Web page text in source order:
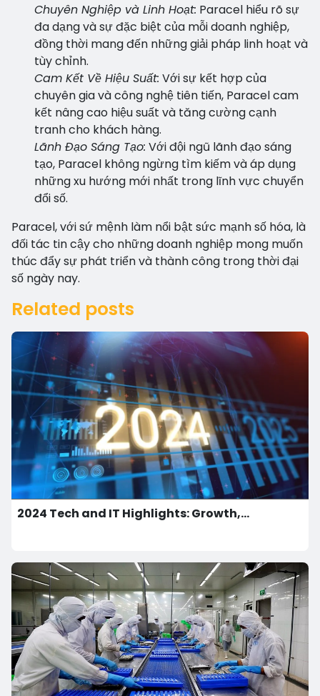
Chuyên Nghiệp và Linh Hoạt: Paracel hiểu rõ sự
đa dạng và sự đặc biệt của mỗi doanh nghiệp,
đồng thời mang đến những giải pháp linh hoạt và
tùy chỉnh.
Cam Kết Về Hiệu Suất: Với sự kết hợp của
chuyên gia và công nghệ tiên tiến, Paracel cam
kết nâng cao hiệu suất và tăng cường cạnh
tranh cho khách hàng.
Lãnh Đạo Sáng Tạo: Với đội ngũ lãnh đạo sáng
tạo, Paracel không ngừng tìm kiếm và áp dụng
những xu hướng mới nhất trong lĩnh vực chuyển
đổi số.
Paracel, với sứ mệnh làm nổi bật sức mạnh số hóa, là
đối tác tin cậy cho những doanh nghiệp mong muốn
thúc đẩy sự phát triển và thành công trong thời đại
số ngày nay.
Related posts
2024 Tech and IT Highlights: Growth,